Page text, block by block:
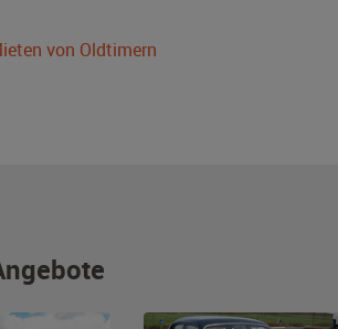
von Oldtimern